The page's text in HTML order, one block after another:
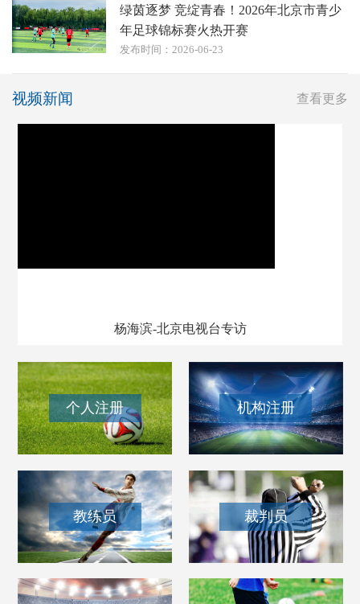
绿茵逐梦 竞绽青春！2026年北京市青少
年足球锦标赛火热开赛
发布时间：2026-06-23
视频新闻 查看更多
杨海滨-北京电视台专访
个人注册 机构注册
教练员 裁判员